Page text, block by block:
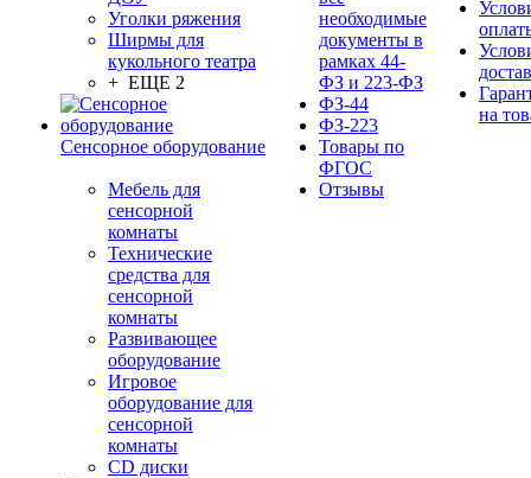
Уголки ряжения
Ширмы для
кукольного театра
+ ЕЩЕ 2
Сенсорное оборудование
Мебель для
сенсорной
комнаты
Технические
средства для
сенсорной
комнаты
Развивающее
оборудование
Игровое
оборудование для
сенсорной
комнаты
CD диски
необходимые
документы в
рамках 44-
ФЗ и 223-ФЗ
ФЗ-44
ФЗ-223
Товары по
ФГОС
Отзывы
на